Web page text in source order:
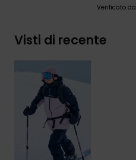
Verificato da
Visti di recente